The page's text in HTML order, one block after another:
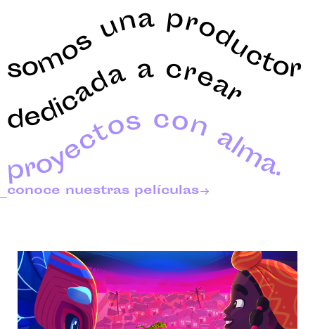
somos una productora
dedicada a crear
proyectos con alma.
conoce nuestras películas